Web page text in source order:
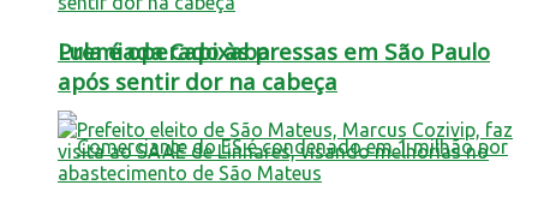
Premiada Capixaba
Lula é operado às pressas em São Paulo
após sentir dor na cabeça